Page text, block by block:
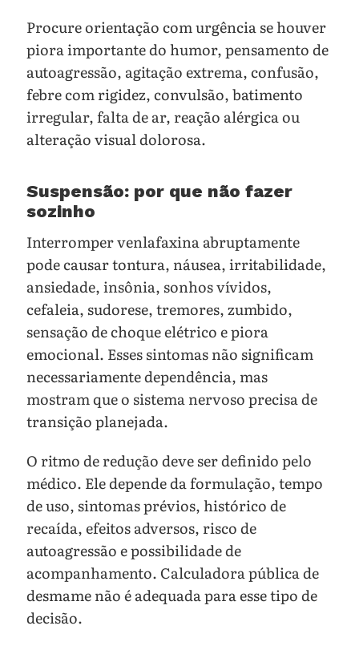
Procure orientação com urgência se houver
piora importante do humor, pensamento de
autoagressão, agitação extrema, confusão,
febre com rigidez, convulsão, batimento
irregular, falta de ar, reação alérgica ou
alteração visual dolorosa.
Suspensão: por que não fazer
sozinho
Interromper venlafaxina abruptamente
pode causar tontura, náusea, irritabilidade,
ansiedade, insônia, sonhos vívidos,
cefaleia, sudorese, tremores, zumbido,
sensação de choque elétrico e piora
emocional. Esses sintomas não significam
necessariamente dependência, mas
mostram que o sistema nervoso precisa de
transição planejada.
O ritmo de redução deve ser definido pelo
médico. Ele depende da formulação, tempo
de uso, sintomas prévios, histórico de
recaída, efeitos adversos, risco de
autoagressão e possibilidade de
acompanhamento. Calculadora pública de
desmame não é adequada para esse tipo de
decisão.